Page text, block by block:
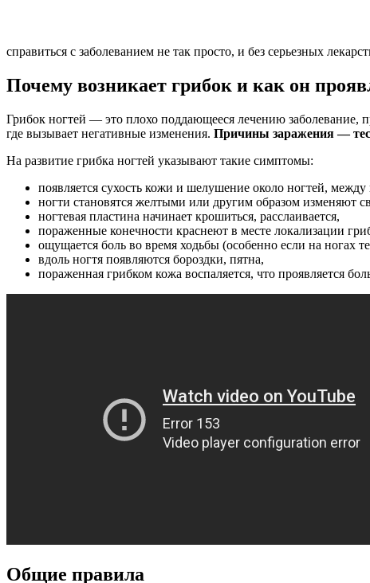
справиться с заболеванием не так просто, и без серьезных
Почему возникает грибок и как он
Грибок ногтей — это плохо поддающееся лечению заболевание,
где вызывает негативные изменения. Причины заражения —
На развитие грибка ногтей указывают такие симптомы:
появляется сухость кожи и шелушение около ногтей, между
ногти становятся желтыми или другим образом изменяют
ногтевая пластина начинает крошиться, расслаивается,
пораженные конечности краснеют в месте локализации
ощущается боль во время ходьбы (особенно если на ногах
вдоль ногтя появляются бороздки, пятна,
пораженная грибком кожа воспаляется, что проявляется
Общие правила